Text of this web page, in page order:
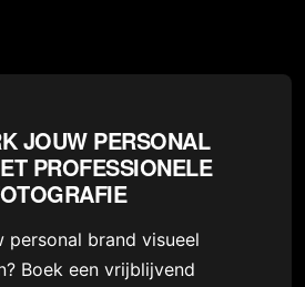
JOUW PERSONAL
PROFESSIONELE
personal brand visueel
Boek een vrijblijvend